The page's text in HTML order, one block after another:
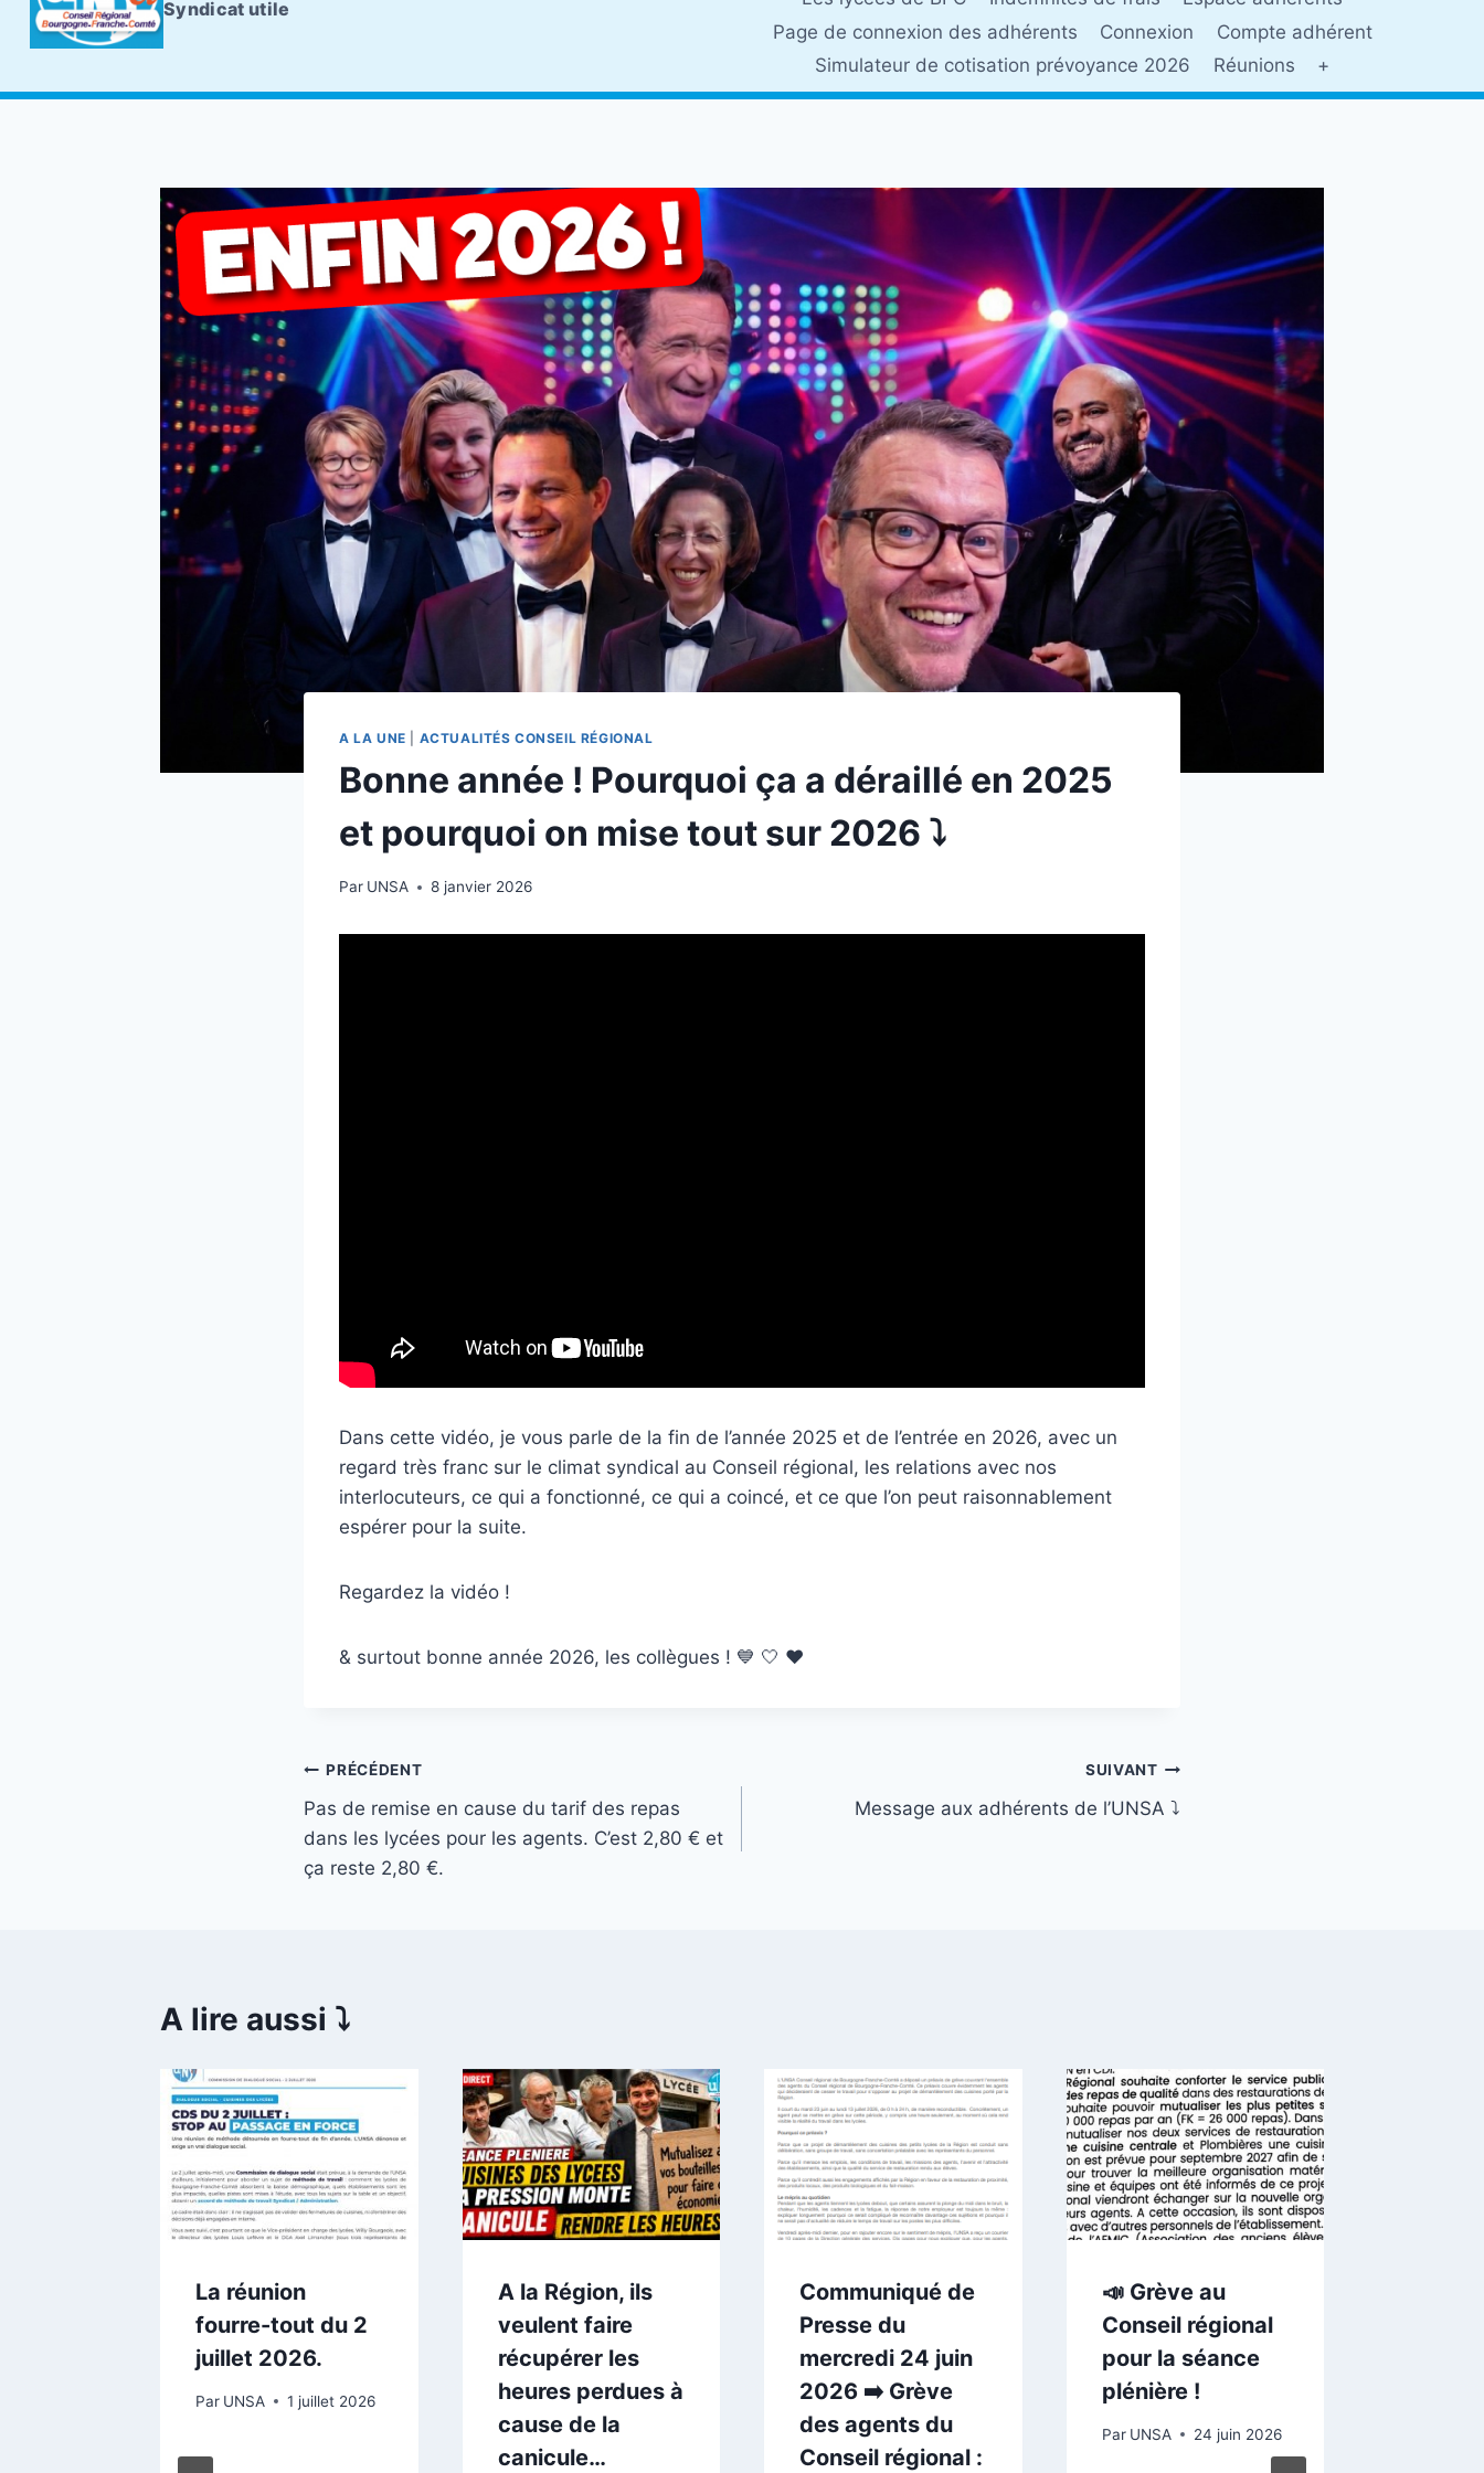
Syndicat utile
Page de connexion des adhérents
Connexion
Compte adhérent
Simulateur de cotisation prévoyance 2026
Réunions +
A LA UNE ACTUALITÉS CONSEIL RÉGIONAL
Bonne année ! Pourquoi ça a déraillé en 2025
et pourquoi on mise tout sur 2026 ⤵️
Par UNSA 8 janvier 2026
Dans cette vidéo, je vous parle de la fin de l’année 2025 et de l’entrée en 2026, avec un
regard très franc sur le climat syndical au Conseil régional, les relations avec nos
interlocuteurs, ce qui a fonctionné, ce qui a coincé, et ce que l’on peut raisonnablement
espérer pour la suite.
Regardez la vidéo !
& surtout bonne année 2026, les collègues ! 💙 🤍 ❤️
Navigation
de
l’article
PRÉCÉDENT
Pas de remise en cause du tarif des repas
dans les lycées pour les agents. C’est 2,80 € et
ça reste 2,80 €.
SUIVANT
Message aux adhérents de l’UNSA ⤵️
A lire aussi ⤵️
La réunion
fourre-tout du 2
juillet 2026.
Par UNSA 1 juillet 2026
A la Région, ils
veulent faire
récupérer les
heures perdues à
cause de la
canicule…
Communiqué de
Presse du
mercredi 24 juin
2026 ➡️ Grève
des agents du
Conseil régional :
📣 Grève au
Conseil régional
pour la séance
plénière !
Par UNSA 24 juin 2026